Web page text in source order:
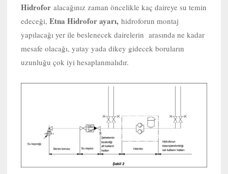
Hidrofor alacağınız zaman öncelikle kaç daireye su temin
edeceği, Etna Hidrofor ayarı, hidroforun montaj
yapılacağı yer ile beslenecek dairelerin arasında ne kadar
mesafe olacağı, yatay yada dikey gidecek boruların
uzunluğu çok iyi hesaplanmalıdır.